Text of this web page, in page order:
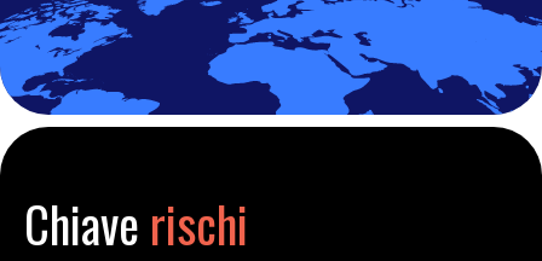
Chiave rischi